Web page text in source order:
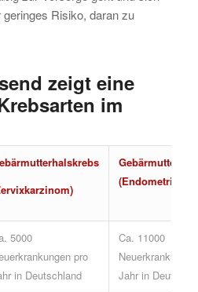
Risiko, daran zu
zeigt eine
im
5000
pro
in Deutschland
Ca. 11000
Jahr in